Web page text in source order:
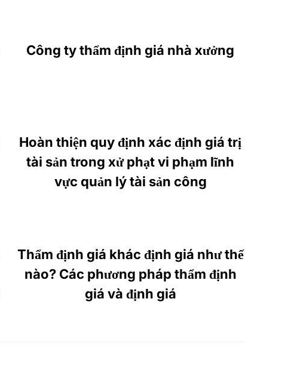
Công ty thẩm định giá nhà xưởng
Hoàn thiện quy định xác định giá trị
tài sản trong xử phạt vi phạm lĩnh
vực quản lý tài sản công
Thẩm định giá khác định giá như thế
nào? Các phương pháp thẩm định
giá và định giá